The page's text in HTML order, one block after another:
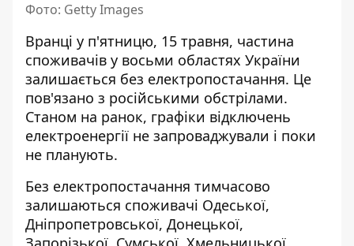
Фото: Getty Images
Вранці у п'ятницю, 15 травня, частина
споживачів у восьми областях України
залишається без електропостачання. Це
пов'язано з російськими обстрілами.
Станом на ранок, графіки відключень
електроенергії не запроваджували і поки
не планують.
Без електропостачання тимчасово
залишаються споживачі Одеської,
Дніпропетровської, Донецької,